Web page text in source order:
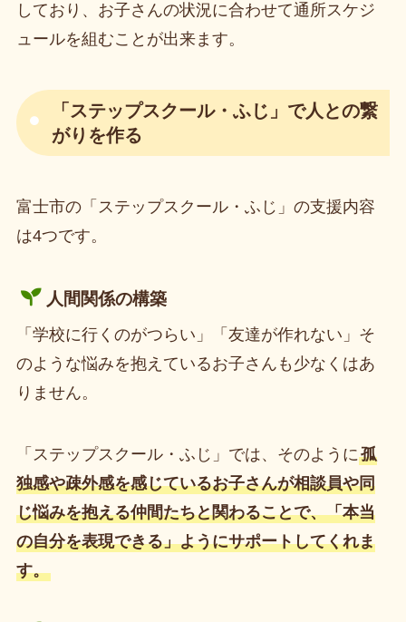
しており、お子さんの状況に合わせて通所スケジ
ュールを組むことが出来ます。
「ステップスクール・ふじ 」で人との繋
がりを作る
富士市の「ステップスクール・ふじ」の支援内容
は4つです。
人間関係の構築
「学校に行くのがつらい」「友達が作れない」そ
のような悩みを抱えているお子さんも少なくはあ
りません。
「ステップスクール・ふじ」では、そのように孤
独感や疎外感を感じているお子さんが相談員や同
じ悩みを抱える仲間たちと関わることで、「本当
の自分を表現できる」ようにサポートしてくれま
す。